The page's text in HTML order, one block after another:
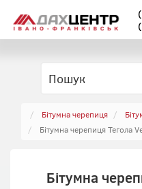
Бітумна черепиця
Бітумна черепиця Тегола
Бітумна